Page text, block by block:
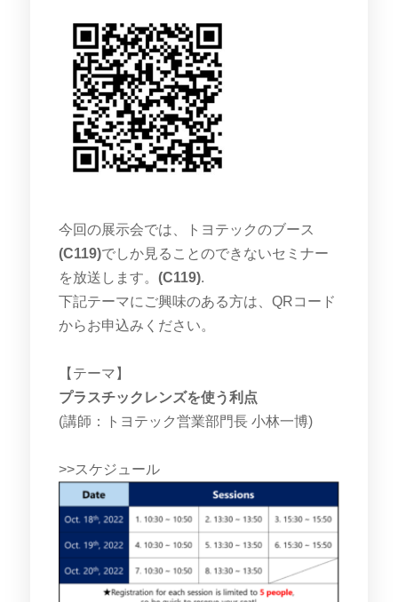
今回の展示会では、トヨテックのブース
(C119)でしか見ることのできないセミナー
を放送します。 (C119).
下記テーマにご興味のある方は、QRコード
からお申込みください。
【テーマ】
プラスチックレンズを使う利点
(講師：トヨテック営業部門長 小林一博)
>>スケジュール